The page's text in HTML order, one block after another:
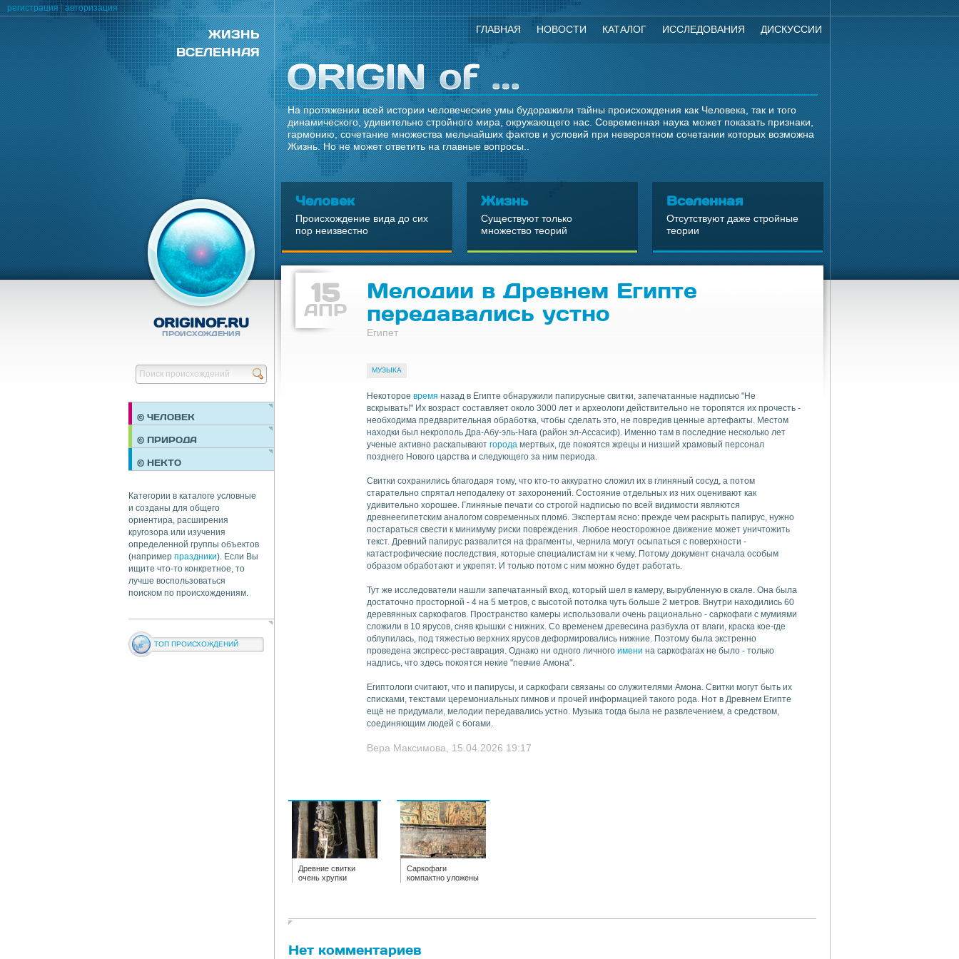
ЖИЗНЬ
ВСЕЛЕННАЯ
ГЛАВНАЯ НОВОСТИ КАТАЛОГ ИССЛЕДОВАНИЯ ДИСКУССИИ
На протяжении всей истории человеческие умы будоражили тайны происхождения как Человека, так и того
динамического, удивительно стройного мира, окружающего нас. Современная наука может показать признаки,
гармонию, сочетание множества мельчайших фактов и условий при невероятном сочетании которых возможна
Жизнь. Но не может ответить на главные вопросы..
Человек
Происхождение вида до сих
пор неизвестно
Жизнь
Существуют только
множество теорий
Вселенная
Отсутствуют даже стройные
теории
ORIGINOF.RU
ПРОИСХОЖДЕНИЯ
© ЧЕЛОВЕК
ПРАЗДНИКИ
ОБЩЕСТВО
© ПРИРОДА
© НЕКТО
Категории в каталоге условные
и созданы для общего
ориентира, расширения
кругозора или изучения
определенной группы объектов
(например праздники). Если Вы
ищите что-то конкретное, то
лучше воспользоваться
поиском по происхождениям.
ТОП ПРОИСХОЖДЕНИЙ
15
АПР
Мелодии в Древнем Египте
передавались устно
Египет
МУЗЫКА
Некоторое время назад в Египте обнаружили папирусные свитки, запечатанные надписью "Не
вскрывать!" Их возраст составляет около 3000 лет и археологи действительно не торопятся их прочесть -
необходима предварительная обработка, чтобы сделать это, не повредив ценные артефакты. Местом
находки был некрополь Дра-Абу-эль-Нага (район эл-Ассасиф). Именно там в последние несколько лет
ученые активно раскапывают города мертвых, где покоятся жрецы и низший храмовый персонал
позднего Нового царства и следующего за ним периода.
Свитки сохранились благодаря тому, что кто-то аккуратно сложил их в глиняный сосуд, а потом
старательно спрятал неподалеку от захоронений. Состояние отдельных из них оценивают как
удивительно хорошее. Глиняные печати со строгой надписью по всей видимости являются
древнеегипетским аналогом современных пломб. Экспертам ясно: прежде чем раскрыть папирус, нужно
постараться свести к минимуму риски повреждения. Любое неосторожное движение может уничтожить
текст. Древний папирус развалится на фрагменты, чернила могут осыпаться с поверхности -
катастрофические последствия, которые специалистам ни к чему. Потому документ сначала особым
образом обработают и укрепят. И только потом с ним можно будет работать.
Тут же исследователи нашли запечатанный вход, который шел в камеру, вырубленную в скале. Она была
достаточно просторной - 4 на 5 метров, с высотой потолка чуть больше 2 метров. Внутри находились 60
деревянных саркофагов. Пространство камеры использовали очень рационально - саркофаги с мумиями
сложили в 10 ярусов, сняв крышки с нижних. Со временем древесина разбухла от влаги, краска кое-где
облупилась, под тяжестью верхних ярусов деформировались нижние. Поэтому была экстренно
проведена экспресс-реставрация. Однако ни одного личного имени на саркофагах не было - только
надпись, что здесь покоятся некие "певчие Амона".
Египтологи считают, что и папирусы, и саркофаги связаны со служителями Амона. Свитки могут быть их
списками, текстами церемониальных гимнов и прочей информацией такого рода. Нот в Древнем Египте
ещё не придумали, мелодии передавались устно. Музыка тогда была не развлечением, а средством,
соединяющим людей с богами.
Вера Максимова, 15.04.2026 19:17
Древние свитки
очень хрупки
Саркофаги
компактно уложены
Нет комментариев
регистрация|авторизация